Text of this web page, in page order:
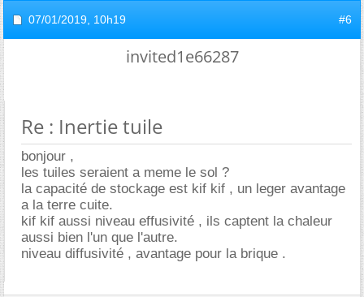
07/01/2019, 10h19 #6
invited1e66287
Re : Inertie tuile
bonjour ,
les tuiles seraient a meme le sol ?
la capacité de stockage est kif kif , un leger avantage
a la terre cuite.
kif kif aussi niveau effusivité , ils captent la chaleur
aussi bien l'un que l'autre.
niveau diffusivité , avantage pour la brique .